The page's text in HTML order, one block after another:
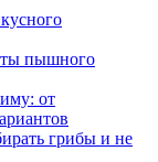
пышного
от
грибы и не